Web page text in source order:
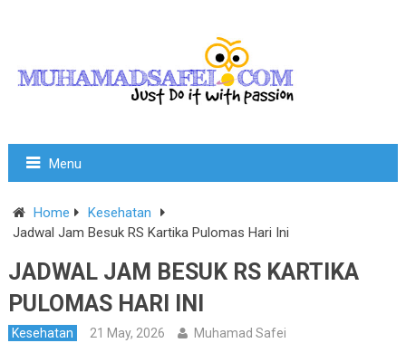
Menu
Home
Kesehatan
Jadwal Jam Besuk RS Kartika Pulomas Hari Ini
JADWAL JAM BESUK RS KARTIKA
PULOMAS HARI INI
Kesehatan 21 May, 2026 Muhamad Safei